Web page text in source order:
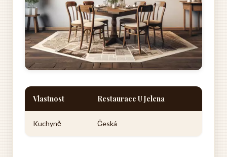
Vlastnost Restaurace U Jelena
Kuchyně Česká